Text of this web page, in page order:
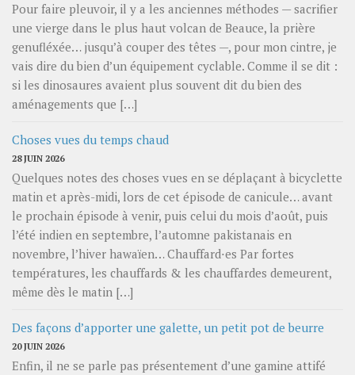
Pour faire pleuvoir, il y a les anciennes méthodes — sacrifier
une vierge dans le plus haut volcan de Beauce, la prière
genufléxée… jusqu’à couper des têtes —, pour mon cintre, je
vais dire du bien d’un équipement cyclable. Comme il se dit :
si les dinosaures avaient plus souvent dit du bien des
aménagements que […]
Choses vues du temps chaud
28 JUIN 2026
Quelques notes des choses vues en se déplaçant à bicyclette
matin et après-midi, lors de cet épisode de canicule… avant
le prochain épisode à venir, puis celui du mois d’août, puis
l’été indien en septembre, l’automne pakistanais en
novembre, l’hiver hawaïen… Chauffard⋅es Par fortes
températures, les chauffards & les chauffardes demeurent,
même dès le matin […]
Des façons d’apporter une galette, un petit pot de beurre
20 JUIN 2026
Enfin, il ne se parle pas présentement d’une gamine attifé